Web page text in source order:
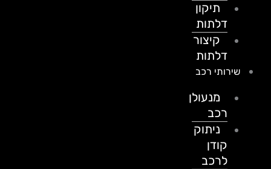
תיקון
דלתות
קיצור
דלתות
שירותי רכב
מנעולן
ניתוק
לרכב